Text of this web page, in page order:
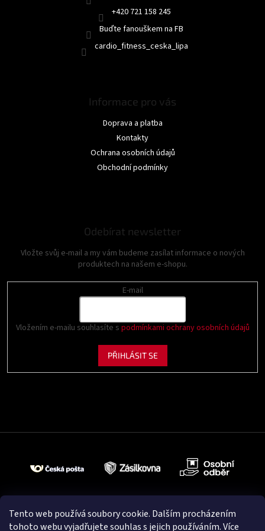
Tento web používá soubory cookie. Dalším procházením
tohoto webu vyjadřujete souhlas s jejich používáním. Více
+420 721 158 245
Buďte fanouškem na FB
cardio_fitness_ceska_lipa
Informace pro vás
Doprava a platba
Kontakty
Ochrana osobních údajů
Obchodní podmínky
Odebírat newsletter
Vložte svůj e-mail a my vám budeme zasílat informace o nových
produktech na našem e-shopu.
E-mail
Vložením e-mailu souhlasíte s podmínkami ochrany osobních údajů
PŘIHLÁSIT SE